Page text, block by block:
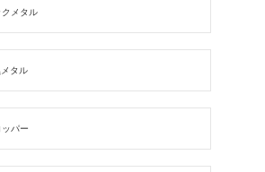
メタル
タル
パー